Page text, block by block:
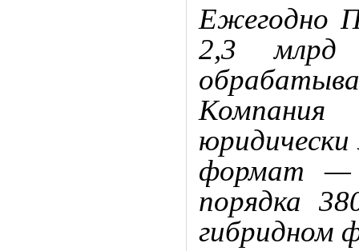
Ежегодно
2,3 млрд
юридически
формат —
порядка
гибридном